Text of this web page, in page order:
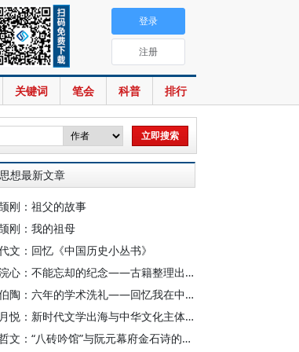
关键词 笔会 科普 排行
登录
注册
想最新文章
刚：祖父的故事
刚：我的祖母
文：回忆《中国历史小丛书》
齐浣心：不能忘却的纪念——古籍整理出版规划小组成立六十载记
赵伯陶：六年的学术洗礼——回忆我在中华书局的日子
刘月悦：新时代文学出海与中华文化主体性建构
史哲文：“八砖吟馆”与阮元幕府金石诗的学人品格、诗学祈向